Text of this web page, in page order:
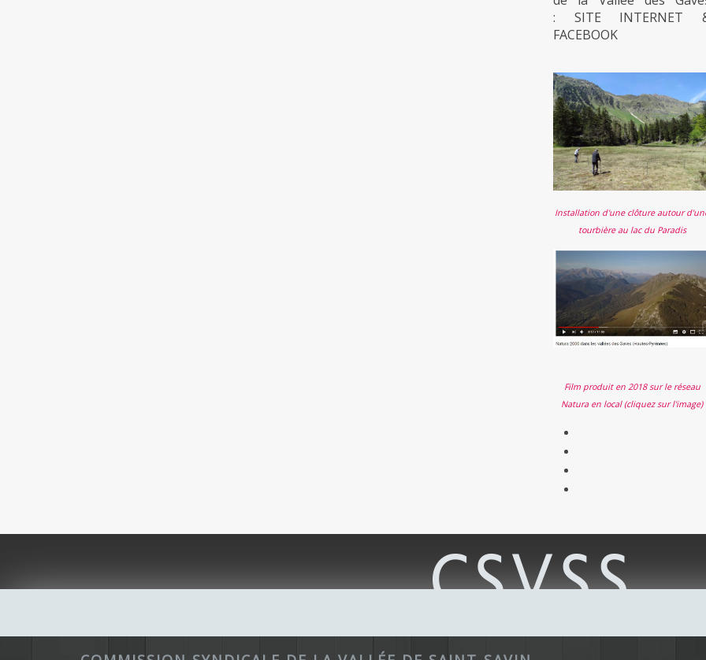
: SITE INTERNET
FACEBOOK
Installation d'une clôture autour
tourbière au lac du Paradis
Film produit en 2018 sur le réseau
Natura en local (cliquez sur l'image)